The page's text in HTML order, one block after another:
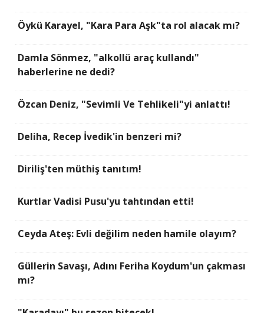
Öykü Karayel, "Kara Para Aşk"ta rol alacak mı?
Damla Sönmez, "alkollü araç kullandı"
haberlerine ne dedi?
Özcan Deniz, "Sevimli Ve Tehlikeli"yi anlattı!
Deliha, Recep İvedik'in benzeri mi?
Diriliş'ten müthiş tanıtım!
Kurtlar Vadisi Pusu'yu tahtından etti!
Ceyda Ateş: Evli değilim neden hamile olayım?
Güllerin Savaşı, Adını Feriha Koydum'un çakması
mı?